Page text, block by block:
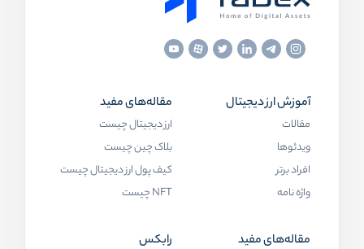
آموزش ارز دیجیتال
مقالات
ویدئوها
افراد برتر
واژه نامه
مقاله‌های مفید
ارز دیجیتال چیست
بلاک چین چیست
کیف پول ارز دیجیتال چیست
NFT چیست
مقاله‌های مفید رابکس